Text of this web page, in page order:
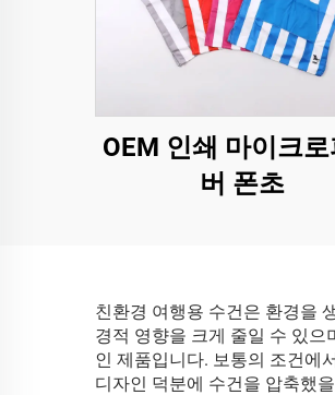
OEM 인쇄 마이크로
버 폰초
친환경 여행용 수건은 환경을
경적 영향을 크게 줄일 수 있
인 제품입니다. 보통의 조건에
디자인 덕분에 수건을 압축했